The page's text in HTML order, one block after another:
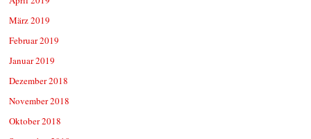
März 2019
Februar 2019
Januar 2019
Dezember 2018
November 2018
Oktober 2018